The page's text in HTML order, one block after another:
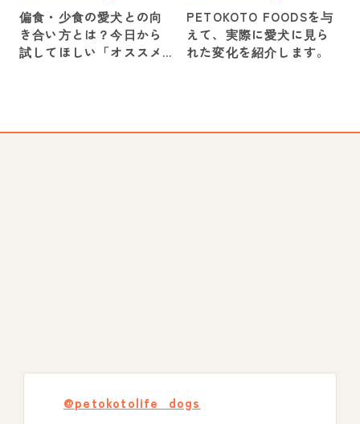
偏食・少食の愛犬との向
き合い方とは？今日から
試してほしい「オススメ
PETOKOTO FOODSを与
えて、実際に愛犬に見ら
れた変化を紹介します。
@petokotolife_dogs